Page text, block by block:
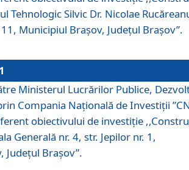
Tehnologic Silvic Dr. Nicolae
Municipiul Brașov, Județul Brașov”.
Ministerul Lucrărilor Publice,
Compania Naţională de Investiţii
obiectivului de investiție
Generală nr. 4, str. Jepilor nr. 1,
Județul Brașov”.